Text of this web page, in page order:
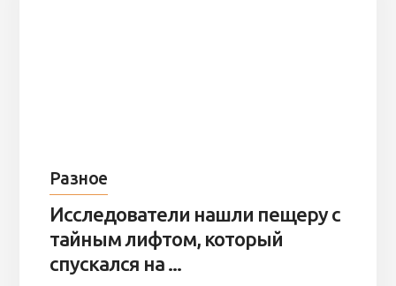
Разное
Исследователи нашли пещеру с
тайным лифтом, который
спускался на ...